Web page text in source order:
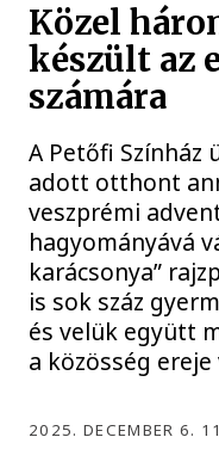
Közel
készült az
számára
A Petőfi
adott otthont
veszprémi
hagyományává
karácsonya”
is sok száz
és velük együtt
a közösség
2025. DECEMBER 6.